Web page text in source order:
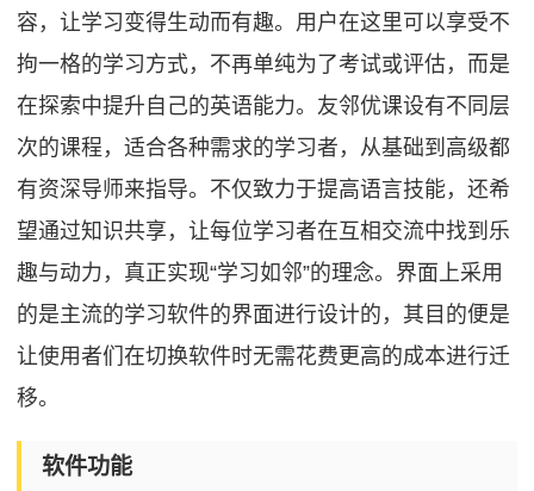
容，让学习变得生动而有趣。用户在这里可以享受不
拘一格的学习方式，不再单纯为了考试或评估，而是
在探索中提升自己的英语能力。友邻优课设有不同层
次的课程，适合各种需求的学习者，从基础到高级都
有资深导师来指导。不仅致力于提高语言技能，还希
望通过知识共享，让每位学习者在互相交流中找到乐
趣与动力，真正实现“学习如邻”的理念。界面上采用
的是主流的学习软件的界面进行设计的，其目的便是
让使用者们在切换软件时无需花费更高的成本进行迁
移。
软件功能